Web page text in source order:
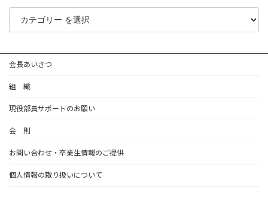
会長あいさつ
組 織
現役部員サポートのお願い
会 則
お問い合わせ・卒業生情報のご提供
個人情報の取り扱いについて